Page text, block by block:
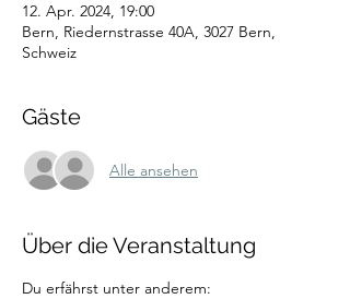
12. Apr. 2024, 19:00
Bern, Riedernstrasse 40A, 3027 Bern,
Schweiz
Gäste
Alle ansehen
Über die Veranstaltung
Du erfährst unter anderem: